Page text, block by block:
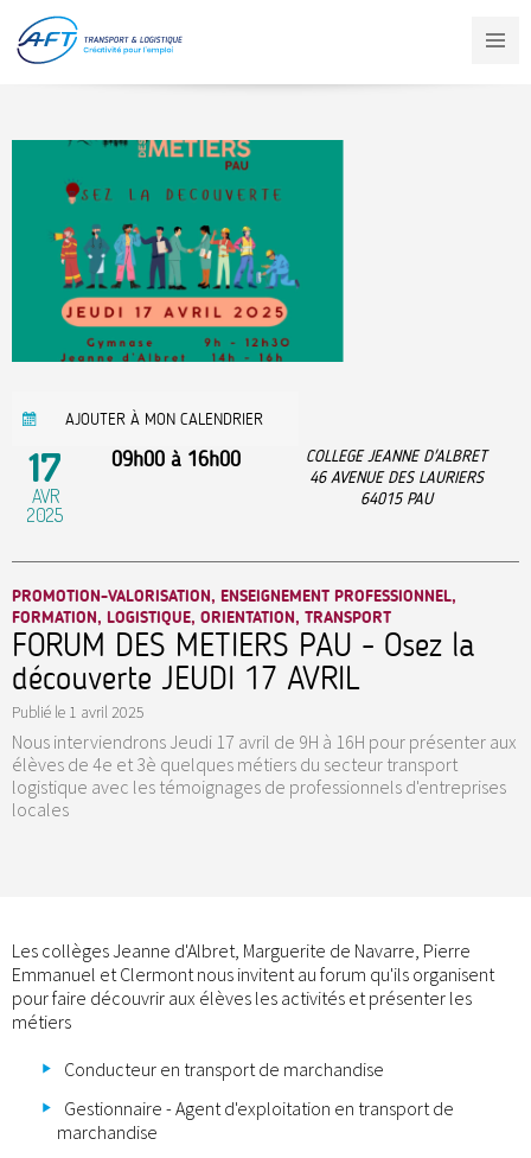
contenu
principal
AJOUTER À MON CALENDRIER
17
AVR
2025
09h00 à 16h00
COLLEGE JEANNE D'ALBRET
46 AVENUE DES LAURIERS
64015 PAU
PROMOTION-VALORISATION, ENSEIGNEMENT PROFESSIONNEL,
FORMATION, LOGISTIQUE, ORIENTATION, TRANSPORT
FORUM DES METIERS PAU - Osez la
découverte JEUDI 17 AVRIL
Publié le 1 avril 2025
Nous interviendrons Jeudi 17 avril de 9H à 16H pour présenter aux
élèves de 4e et 3è quelques métiers du secteur transport
logistique avec les témoignages de professionnels d'entreprises
locales
Les collèges Jeanne d'Albret, Marguerite de Navarre, Pierre
Emmanuel et Clermont nous invitent au forum qu'ils organisent
pour faire découvrir aux élèves les activités et présenter les
métiers
Conducteur en transport de marchandise
Gestionnaire - Agent d'exploitation en transport de
marchandise